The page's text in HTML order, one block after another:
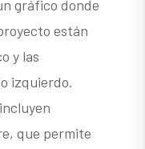
gráfico donde
están
y las
izquierdo.
que permite